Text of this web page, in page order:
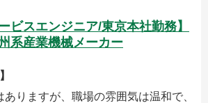
ビスエンジニア/東京本社勤務】
系産業機械メーカー
ありますが、職場の雰囲気は温和で、